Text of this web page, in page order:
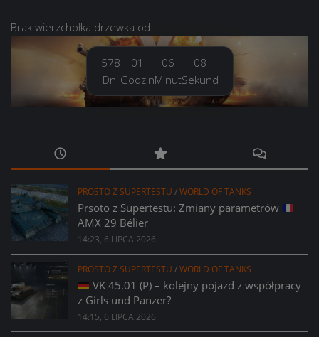
Brak wierzchołka drzewka od:
578
Dni
01
Godzin
06
Minut
09
Sekund
PROSTO Z SUPERTESTU /WORLD OF TANKS
Prsoto z Supertestu: Zmiany parametrów
AMX 29 Bélier
14:23, 6 LIPCA 2026
PROSTO Z SUPERTESTU /WORLD OF TANKS
VK 45.01 (P) – kolejny pojazd z współpracy
z Girls und Panzer?
14:15, 6 LIPCA 2026